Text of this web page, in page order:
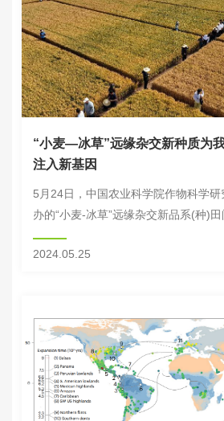
“小麦—冰草”远缘杂交新种质为
注入新基因
5月24日，中国农业科学院作物科学
办的“小麦-冰草”远缘杂交新品系(种)田
讨会在新乡召开。中国工程院刘旭、
农业农村部种业管理司司长刘莉华，中
2024.05.25